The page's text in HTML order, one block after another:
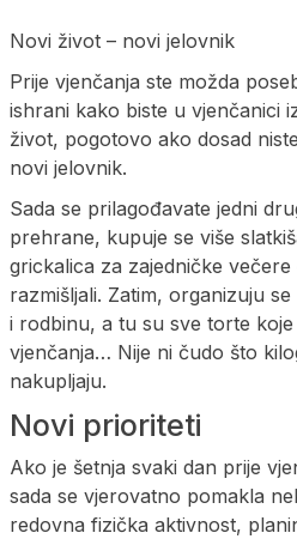
Novi život – novi jelovnik
Prije vjenčanja ste možda
ishrani kako biste u vjenčanici
život, pogotovo ako dosad
novi jelovnik.
Sada se prilagođavate jedni
prehrane, kupuje se više
grickalica za zajedničke
razmišljali. Zatim, organizuju
i rodbinu, a tu su sve torte
vjenčanja… Nije ni čudo što
nakupljaju.
Novi prioriteti
Ako je šetnja svaki dan prije
sada se vjerovatno pomakla
redovna fizička aktivnost,